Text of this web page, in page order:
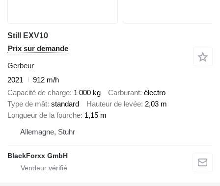
Still EXV10
Prix sur demande
Gerbeur
2021
912 m/h
Capacité de charge 1 000 kg Carburant électro
Type de mât standard Hauteur de levée 2,03 m
Longueur de la fourche 1,15 m
Allemagne, Stuhr
BlackForxx GmbH